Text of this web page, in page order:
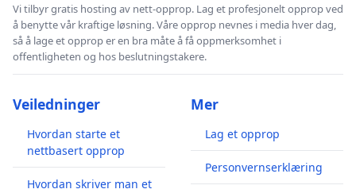
Vi tilbyr gratis hosting av nett-opprop. Lag et profesjonelt opprop ved
å benytte vår kraftige løsning. Våre opprop nevnes i media hver dag,
så å lage et opprop er en bra måte å få oppmerksomhet i
offentligheten og hos beslutningstakere.
Veiledninger
Hvordan starte et
nettbasert opprop
Hvordan skriver man et
Mer
Lag et opprop
Personvernserklæring